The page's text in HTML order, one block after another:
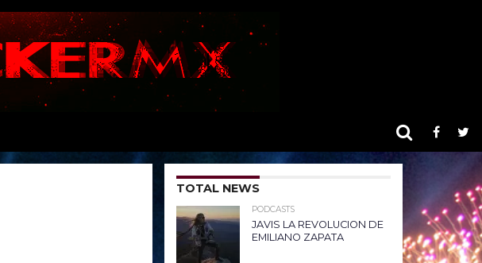
TOTAL NEWS
PODCASTS
JAVIS LA REVOLUCION DE
EMILIANO ZAPATA